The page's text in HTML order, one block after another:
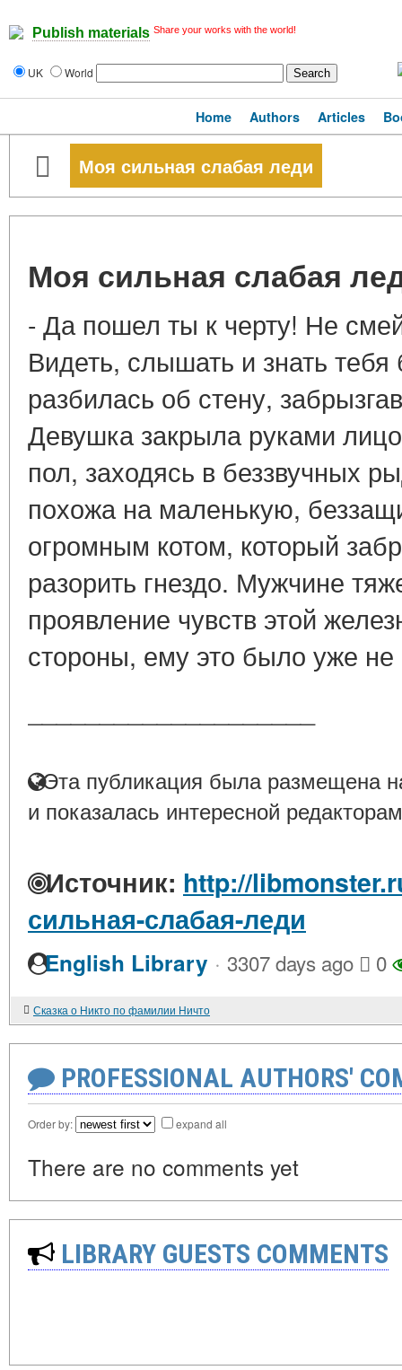
Publish materials Share your works with the world!
UK World
Home Authors Articles
Моя сильная слабая леди
Моя сильная слабая
- Да пошел ты к черту! Не
Видеть, слышать и знать
разбилась об стену,
Девушка закрыла руками
пол, заходясь в беззвучных
похожа на маленькую,
огромным котом, который
разорить гнездо. Мужчине
проявление чувств этой
стороны, ему это было уже
Эта публикация была размещена
и показалась интересной
Источник: http://
сильная-слабая-леди
English Library · 3307 days ago 0
Сказка о Никто по фамилии Ничто
PROFESSIONAL AUTHORS'
Order by: expand all
There are no comments yet
LIBRARY GUESTS COMMENTS